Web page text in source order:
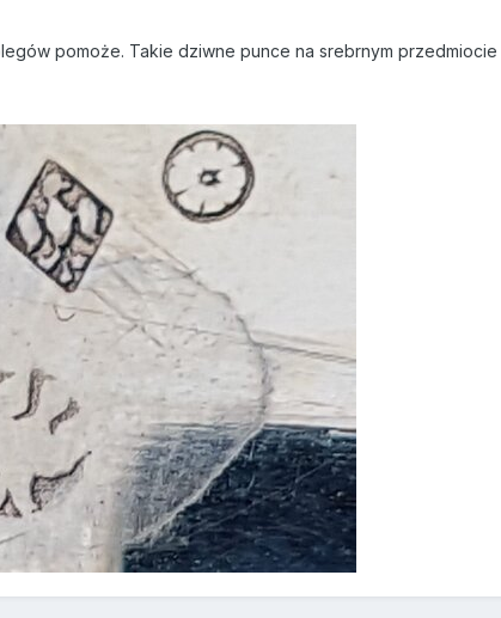
pomoże. Takie dziwne punce na srebrnym